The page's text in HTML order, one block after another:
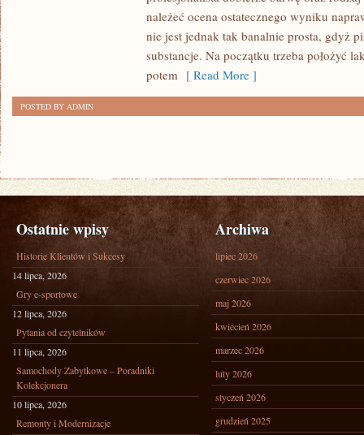
należeć ocena ostatecznego wyniku
nie jest jednak tak banalnie prosta, gdyż
substancje. Na początku trzeba położyć
potem [ Read More ]
POSTED BY ADMIN
Ostatnie wpisy
Historie Klientów i Sukcesy
14 lipca, 2026
Gry e-sportowe
12 lipca, 2026
Pytania od czytelników
11 lipca, 2026
Samochody Zabytkowe – Poradniki
Kolekcjonera
10 lipca, 2026
Remonty i Modernizacje
Archiwa
lipiec 2026
czerwiec 2026
maj 2026
kwiecień 2026
marzec 2026
luty 2026
styczeń 2026
grudzień 2025